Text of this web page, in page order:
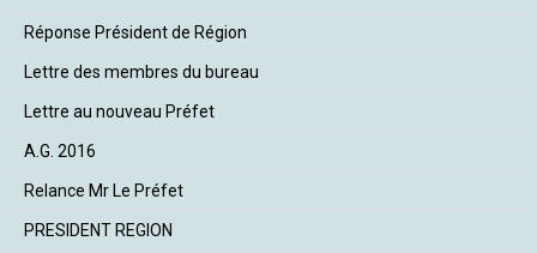
Réponse Président de Région
Lettre des membres du bureau
Lettre au nouveau Préfet
A.G. 2016
Relance Mr Le Préfet
PRESIDENT REGION